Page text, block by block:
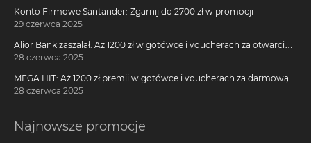
Konto Firmowe Santander: Zgarnij do 2700 zł w promocji
29 czerwca 2025
Alior Bank zaszalał: Aż 1200 zł w gotówce i voucherach za otwarcie
darmowego konta!
28 czerwca 2025
MEGA HIT: Aż 1200 zł premii w gotówce i voucherach za darmową
kartę kredytową Citi Simplicity
28 czerwca 2025
Najnowsze promocje